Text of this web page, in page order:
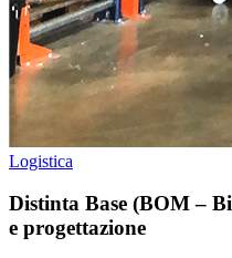
Logistica
Distinta Base (BOM –
e progettazione